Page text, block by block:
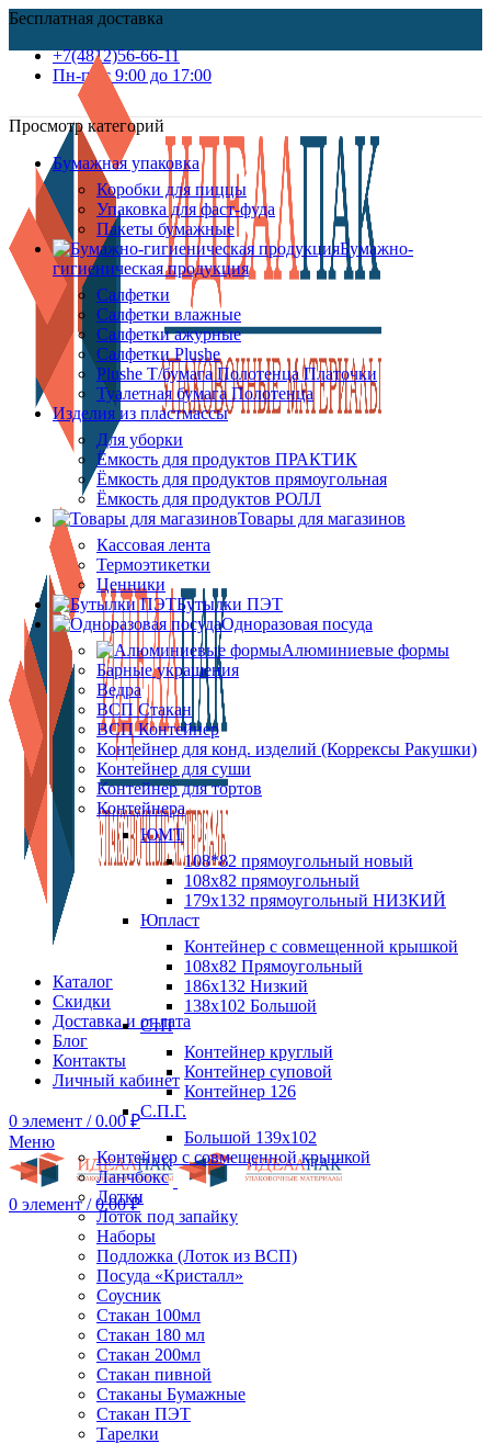
Бесплатная доставка
+7(4812)56-66-11
Пн-пт c 9:00 до 17:00
Каталог
Скидки
Доставка и оплата
Блог
Контакты
Личный кабинет
0 элемент / 0.00₽
Меню
0 элемент / 0.00₽
Просмотр категорий
Бумажная упаковка
Коробки для пиццы
Упаковка для фаст-фуда
Пакеты бумажные
Бумажно-
гигиеническая продукция
Салфетки
Салфетки влажные
Салфетки ажурные
Салфетки Plushe
Plushe Т/бумага Полотенца Платочки
Туалетная бумага Полотенца
Изделия из пластмассы
Для уборки
Ёмкость для продуктов ПРАКТИК
Ёмкость для продуктов прямоугольная
Ёмкость для продуктов РОЛЛ
Товары для магазинов
Кассовая лента
Термоэтикетки
Ценники
Бутылки ПЭТ
Одноразовая посуда
Алюминиевые формы
Барные украшения
Ведра
ВСП Стакан
ВСП Контейнер
Контейнер для конд. изделий (Коррексы Ракушки)
Контейнер для суши
Контейнер для тортов
Контейнера
ЮМТ
108*82 прямоугольный новый
108х82 прямоугольный
179х132 прямоугольный НИЗКИЙ
Юпласт
Контейнер с совмещенной крышкой
108х82 Прямоугольный
186х132 Низкий
138х102 Большой
СтП
Контейнер круглый
Контейнер суповой
Контейнер 126
С.П.Г.
Большой 139х102
Контейнер с совмещенной крышкой
Ланчбокс
Лотки
Лоток под запайку
Наборы
Подложка (Лоток из ВСП)
Посуда «Кристалл»
Соусник
Стакан 100мл
Стакан 180 мл
Стакан 200мл
Стакан пивной
Стаканы Бумажные
Стакан ПЭТ
Тарелки